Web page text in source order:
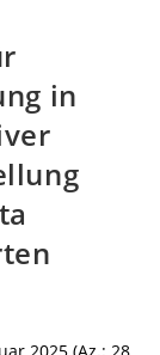
in
2025 (Az.: 28